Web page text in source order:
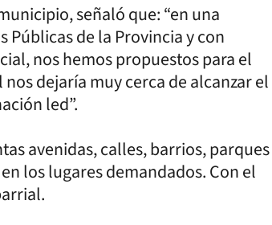
señaló que: “en una
de la Provincia y con
nos hemos propuestos para el
dejaría muy cerca de alcanzar el
led”.
avenidas, calles, barrios, parques
los lugares demandados. Con el